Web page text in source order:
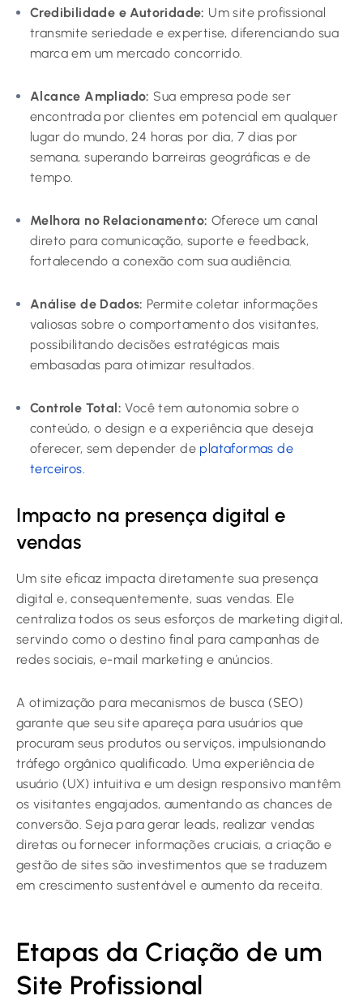
Credibilidade e Autoridade: Um site profissional
transmite seriedade e expertise, diferenciando sua
marca em um mercado concorrido.
Alcance Ampliado: Sua empresa pode ser
encontrada por clientes em potencial em qualquer
lugar do mundo, 24 horas por dia, 7 dias por
semana, superando barreiras geográficas e de
tempo.
Melhora no Relacionamento: Oferece um canal
direto para comunicação, suporte e feedback,
fortalecendo a conexão com sua audiência.
Análise de Dados: Permite coletar informações
valiosas sobre o comportamento dos visitantes,
possibilitando decisões estratégicas mais
embasadas para otimizar resultados.
Controle Total: Você tem autonomia sobre o
conteúdo, o design e a experiência que deseja
oferecer, sem depender de plataformas de
terceiros.
Impacto na presença digital e
vendas
Um site eficaz impacta diretamente sua presença
digital e, consequentemente, suas vendas. Ele
centraliza todos os seus esforços de marketing digital,
servindo como o destino final para campanhas de
redes sociais, e-mail marketing e anúncios.
A otimização para mecanismos de busca (SEO)
garante que seu site apareça para usuários que
procuram seus produtos ou serviços, impulsionando
tráfego orgânico qualificado. Uma experiência de
usuário (UX) intuitiva e um design responsivo mantêm
os visitantes engajados, aumentando as chances de
conversão. Seja para gerar leads, realizar vendas
diretas ou fornecer informações cruciais, a criação e
gestão de sites são investimentos que se traduzem
em crescimento sustentável e aumento da receita.
Etapas da Criação de um
Site Profissional